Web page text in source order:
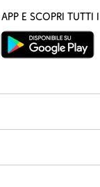
e scopri tutti